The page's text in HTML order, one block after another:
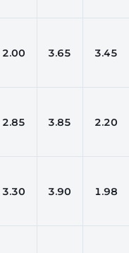
2.00 3.65 3.45
2.85 3.85 2.20
3.30 3.90 1.98